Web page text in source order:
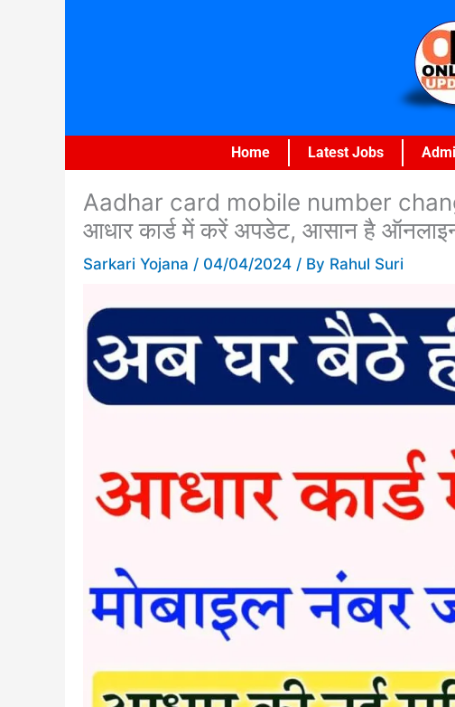
Home Latest Jobs
Aadhar card mobile number
आधार कार्ड में करें अपडेट, आसान है
Sarkari Yojana / 04/04/2024 / By Rahul Suri